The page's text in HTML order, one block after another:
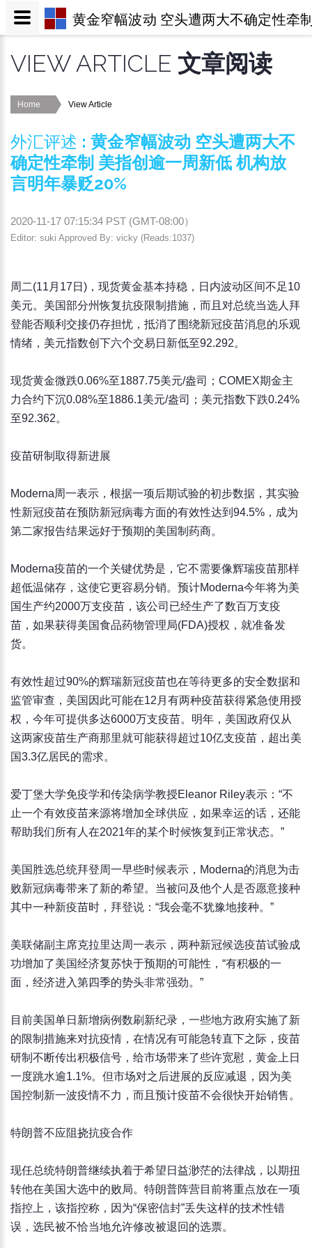
VIEW ARTICLE 文章阅读
Home View Article
外汇评述 : 黄金窄幅波动 空头遭两大不
确定性牵制 美指创逾一周新低 机构放
言明年暴贬20%
2020-11-17 07:15:34 PST (GMT-08:00）
Editor: suki Approved By: vicky (Reads:1037)
周二(11月17日)，现货黄金基本持稳，日内波动区间不足10
美元。美国部分州恢复抗疫限制措施，而且对总统当选人拜
登能否顺利交接仍存担忧，抵消了围绕新冠疫苗消息的乐观
情绪，美元指数创下六个交易日新低至92.292。
现货黄金微跌0.06%至1887.75美元/盎司；COMEX期金主
力合约下沉0.08%至1886.1美元/盎司；美元指数下跌0.24%
至92.362。
疫苗研制取得新进展
Moderna周一表示，根据一项后期试验的初步数据，其实验
性新冠疫苗在预防新冠病毒方面的有效性达到94.5%，成为
第二家报告结果远好于预期的美国制药商。
Moderna疫苗的一个关键优势是，它不需要像辉瑞疫苗那样
超低温储存，这使它更容易分销。预计Moderna今年将为美
国生产约2000万支疫苗，该公司已经生产了数百万支疫
苗，如果获得美国食品药物管理局(FDA)授权，就准备发
货。
有效性超过90%的辉瑞新冠疫苗也在等待更多的安全数据和
监管审查，美国因此可能在12月有两种疫苗获得紧急使用授
权，今年可提供多达6000万支疫苗。明年，美国政府仅从
这两家疫苗生产商那里就可能获得超过10亿支疫苗，超出美
国3.3亿居民的需求。
爱丁堡大学免疫学和传染病学教授Eleanor Riley表示：“不
止一个有效疫苗来源将增加全球供应，如果幸运的话，还能
帮助我们所有人在2021年的某个时候恢复到正常状态。”
美国胜选总统拜登周一早些时候表示，Moderna的消息为击
败新冠病毒带来了新的希望。当被问及他个人是否愿意接种
其中一种新疫苗时，拜登说：“我会毫不犹豫地接种。”
美联储副主席克拉里达周一表示，两种新冠候选疫苗试验成
功增加了美国经济复苏快于预期的可能性，“有积极的一
面，经济进入第四季的势头非常强劲。”
目前美国单日新增病例数刷新纪录，一些地方政府实施了新
的限制措施来对抗疫情，在情况有可能急转直下之际，疫苗
研制不断传出积极信号，给市场带来了些许宽慰，黄金上日
一度跳水逾1.1%。但市场对之后进展的反应减退，因为美
国控制新一波疫情不力，而且预计疫苗不会很快开始销售。
特朗普不应阻挠抗疫合作
现任总统特朗普继续执着于希望日益渺茫的法律战，以期扭
转他在美国大选中的败局。特朗普阵营目前将重点放在一项
指控上，该指控称，因为“保密信封”丢失这样的技术性错
误，选民被不恰当地允许修改被退回的选票。
黄金窄幅波动 空头遭两大不确定性牵